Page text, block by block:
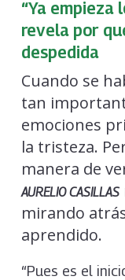
“Ya empieza
revela por
despedida
Cuando se
tan
emociones
la tristeza.
manera de
AURELIO CASILLAS
mirando
aprendido.
“Pues es el